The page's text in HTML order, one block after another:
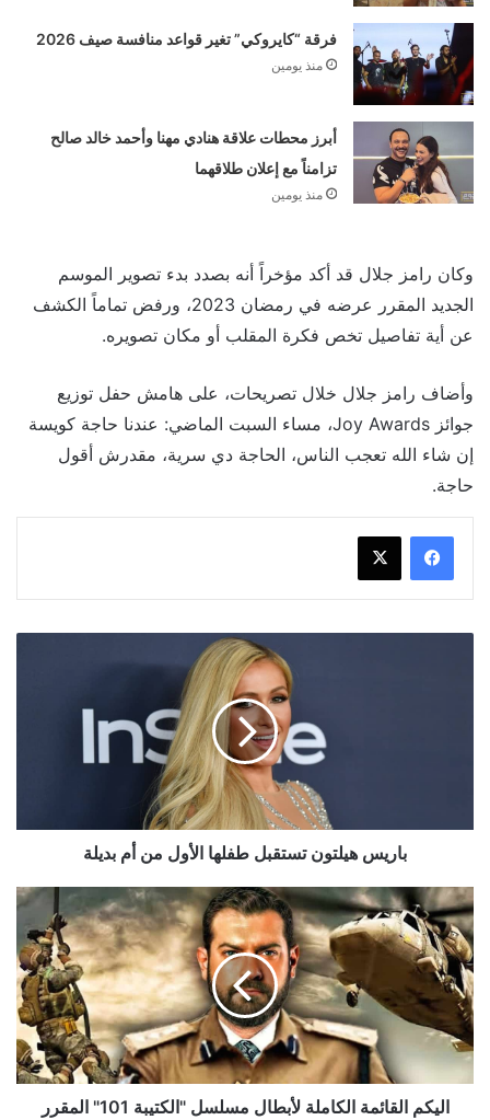
فرقة “كايروكي” تغير قواعد منافسة صيف 2026
منذ يومين
أبرز محطات علاقة هنادي مهنا وأحمد خالد صالح
تزامناً مع إعلان طلاقهما
منذ يومين
وكان رامز جلال قد أكد مؤخراً أنه بصدد بدء تصوير الموسم
الجديد المقرر عرضه في رمضان 2023، ورفض تماماً الكشف
عن أية تفاصيل تخص فكرة المقلب أو مكان تصويره.
وأضاف رامز جلال خلال تصريحات، على هامش حفل توزيع
جوائز Joy Awards، مساء السبت الماضي: عندنا حاجة كويسة
إن شاء الله تعجب الناس، الحاجة دي سرية، مقدرش أقول
حاجة.
باريس هيلتون تستقبل طفلها الأول من أم بديلة
اليكم
القائمة
الكاملة
لأبطال
مسلسل
"الكتيبة
101"
المقرر
عرضه
اليكم القائمة الكاملة لأبطال مسلسل "الكتيبة 101" المقرر